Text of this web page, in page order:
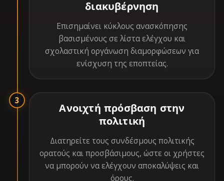
διακυβέρνηση
Επισημαίνει κύκλους ανασκόπησης
βασισμένους σε λίστα ελέγχου και
σχολαστική οργάνωση διαμορφώσεων για
ενίσχυση της εποπτείας.
3
Ανοιχτή πρόσβαση στην
πολιτική
Διατηρείτε τους συνδέσμους πολιτικής
ορατούς και προσβάσιμους, ώστε οι χρήστες
να μπορούν να ελέγχουν αποκαλύψεις και
όρους.